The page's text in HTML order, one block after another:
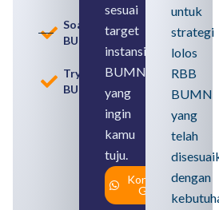
Soal
BUMN
Tryout
BUMN
sesuai
target
instansi
BUMN
yang
ingin
kamu
tuju.
Konsultasi
Gratis
untuk
strategi
lolos
RBB
BUMN
yang
telah
dengan